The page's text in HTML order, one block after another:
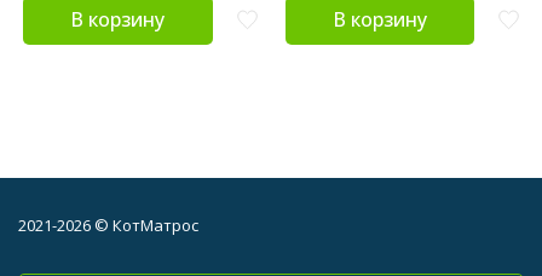
В корзину В корзину
2021-2026 © КотМатрос